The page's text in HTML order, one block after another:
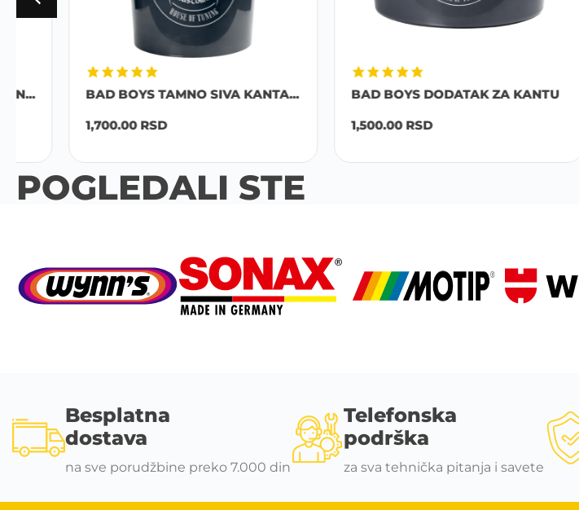
BAD BOYS TAMNO SIVA KANTA...
1,700.00RSD
BAD BOYS DODATAK ZA KANTU
1,500.00RSD
POGLEDALI STE
Besplatna
dostava
na sve porudžbine preko 7.000 din
Telefonska
podrška
za sva tehnička pitanja i savete